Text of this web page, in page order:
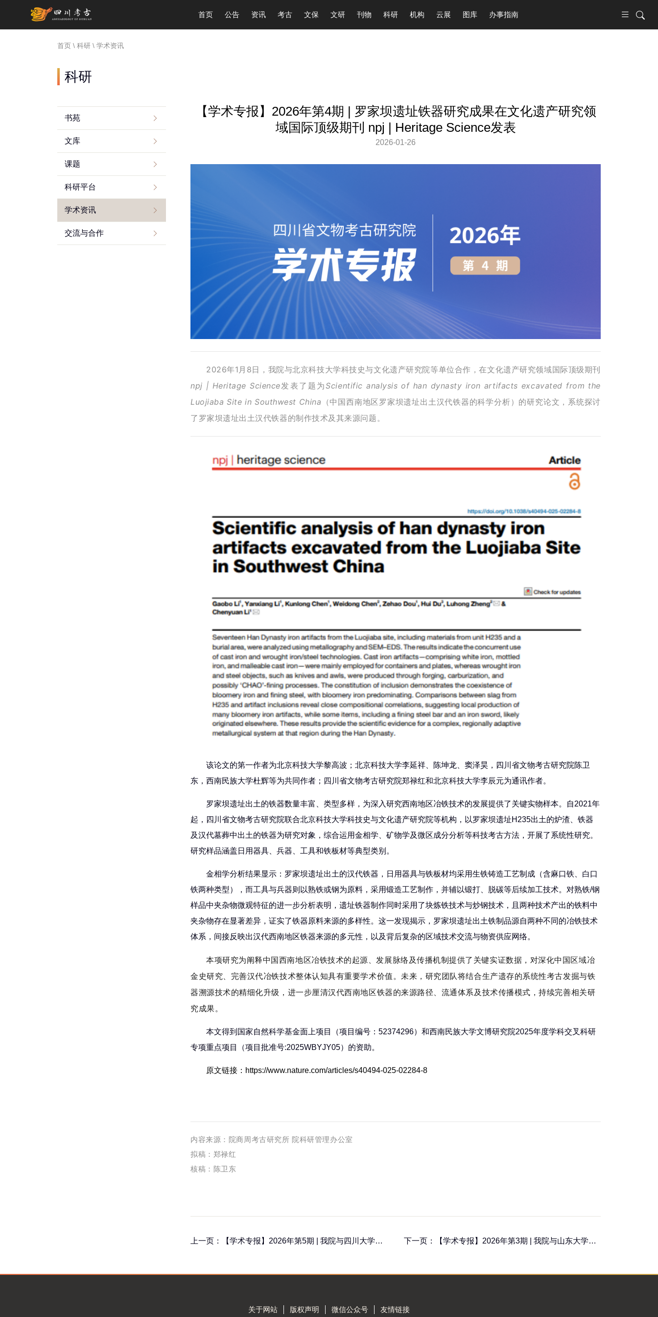
首页 公告 资讯 考古 文保 文研 刊物 科研 机构 云展 图库 办事指南
首页 \ 科研 \ 学术资讯
科研
书苑
文库
课题
科研平台
学术资讯
交流与合作
【学术专报】2026年第4期 | 罗家坝遗址铁器研究成果在文化遗产研究领
域国际顶级期刊 npj | Heritage Science发表
2026-01-26
2026年1月8日，我院与北京科技大学科技史与文化遗产研究院等单位合作，在文化遗产研究领域国际顶级期刊
npj | Heritage Science发表了题为Scientific analysis of han dynasty iron artifacts excavated from the
Luojiaba Site in Southwest China （中国西南地区罗家坝遗址出土汉代铁器的科学分析）的研究论文，系统探讨
了罗家坝遗址出土汉代铁器的制作技术及其来源问题。
该论文的第一作者为北京科技大学黎高波；北京科技大学李延祥、陈坤龙、窦泽昊，四川省文物考古研究院陈卫
东，西南民族大学杜辉等为共同作者；四川省文物考古研究院郑禄红和北京科技大学李辰元为通讯作者。
罗家坝遗址出土的铁器数量丰富、类型多样，为深入研究西南地区冶铁技术的发展提供了关键实物样本。自2021年
起，四川省文物考古研究院联合北京科技大学科技史与文化遗产研究院等机构，以罗家坝遗址H235出土的炉渣、铁器
及汉代墓葬中出土的铁器为研究对象，综合运用金相学、矿物学及微区成分分析等科技考古方法，开展了系统性研究。
研究样品涵盖日用器具、兵器、工具和铁板材等典型类别。
金相学分析结果显示：罗家坝遗址出土的汉代铁器，日用器具与铁板材均采用生铁铸造工艺制成（含麻口铁、白口
铁两种类型），而工具与兵器则以熟铁或钢为原料，采用锻造工艺制作，并辅以锻打、脱碳等后续加工技术。对熟铁/钢
样品中夹杂物微观特征的进一步分析表明，遗址铁器制作同时采用了块炼铁技术与炒钢技术，且两种技术产出的铁料中
夹杂物存在显著差异，证实了铁器原料来源的多样性。这一发现揭示，罗家坝遗址出土铁制品源自两种不同的冶铁技术
体系，间接反映出汉代西南地区铁器来源的多元性，以及背后复杂的区域技术交流与物资供应网络。
本项研究为阐释中国西南地区冶铁技术的起源、发展脉络及传播机制提供了关键实证数据，对深化中国区域冶
金史研究、完善汉代冶铁技术整体认知具有重要学术价值。未来，研究团队将结合生产遗存的系统性考古发掘与铁
器溯源技术的精细化升级，进一步厘清汉代西南地区铁器的来源路径、流通体系及技术传播模式，持续完善相关研
究成果。
本文得到国家自然科学基金面上项目（项目编号：52374296）和西南民族大学文博研究院2025年度学科交叉科研
专项重点项目（项目批准号:2025WBYJY05）的资助。
原文链接：https://www.nature.com/articles/s40494-025-02284-8
内容来源：院商周考古研究所 院科研管理办公室
拟稿：郑禄红
核稿：陈卫东
上一页：【学术专报】2026年第5期 | 我院与四川大学联合培养博士后李凯顺利出站 下一页：【学术专报】2026年第3期 | 我院与山东大学、华东师范大学联合培养博士后开题报告会顺利召开
关于网站 版权声明 微信公众号 友情链接